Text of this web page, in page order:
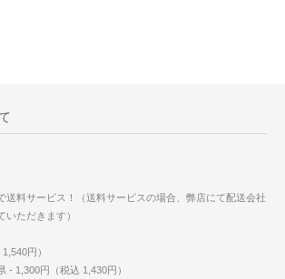
送料サービス！（送料サービスの場合、弊店にて配送会社
いただきます）
円）
- 1,300円（税込 1,430円）